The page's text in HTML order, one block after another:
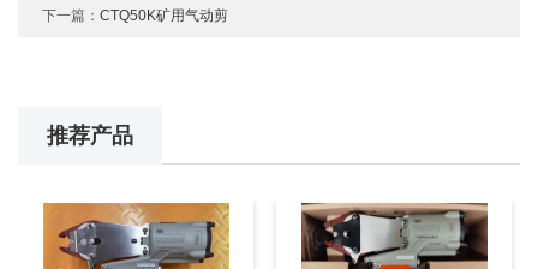
下一篇：CTQ50K矿用气动剪
推荐产品